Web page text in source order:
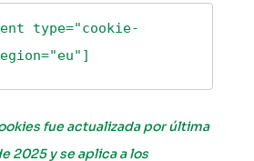
type="cookie-
fue actualizada por última
2025 y se aplica a los